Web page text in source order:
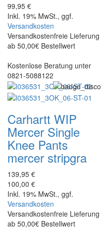
99,95 €
Inkl. 19% MwSt., ggf.
Versandkosten
Versandkostenfreie Lieferung
ab 50,00€ Bestellwert
Kostenlose Beratung unter
0821-5088122
Carhartt WIP
Mercer Single
Knee Pants
mercer stripgra
139,95 €
100,00 €
Inkl. 19% MwSt., ggf.
Versandkosten
Versandkostenfreie Lieferung
ab 50,00€ Bestellwert